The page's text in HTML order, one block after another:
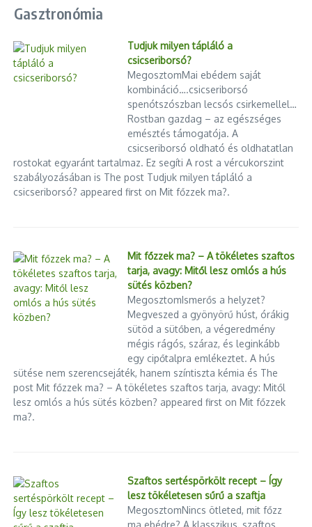
Gasztronómia
Tudjuk milyen tápláló a
csicseriborsó?
MegosztomMai ebédem saját
kombináció….csicseriborsó
spenótszószban lecsós csirkemellel…
Rostban gazdag – az egészséges
emésztés támogatója. A
csicseriborsó oldható és oldhatatlan
rostokat egyaránt tartalmaz. Ez segíti A rost a vércukorszint
szabályozásában is The post Tudjuk milyen tápláló a
csicseriborsó? appeared first on Mit főzzek ma?.
Mit főzzek ma? – A tökéletes szaftos
tarja, avagy: Mitől lesz omlós a hús
sütés közben?
MegosztomIsmerős a helyzet?
Megveszed a gyönyörű húst, órákig
sütöd a sütőben, a végeredmény
mégis rágós, száraz, és leginkább
egy cipőtalpra emlékeztet. A hús
sütése nem szerencsejáték, hanem színtiszta kémia és The
post Mit főzzek ma? – A tökéletes szaftos tarja, avagy: Mitől
lesz omlós a hús sütés közben? appeared first on Mit főzzek
ma?.
Szaftos sertéspörkölt recept – Így
lesz tökéletesen sűrű a szaftja
MegosztomNincs ötleted, mit főzz